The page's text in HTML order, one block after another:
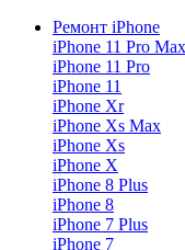
Ремонт iPhone
iPhone 11 Pro Max
iPhone 11 Pro
iPhone 11
iPhone Xr
iPhone Xs Max
iPhone Xs
iPhone X
iPhone 8 Plus
iPhone 8
iPhone 7 Plus
iPhone 7